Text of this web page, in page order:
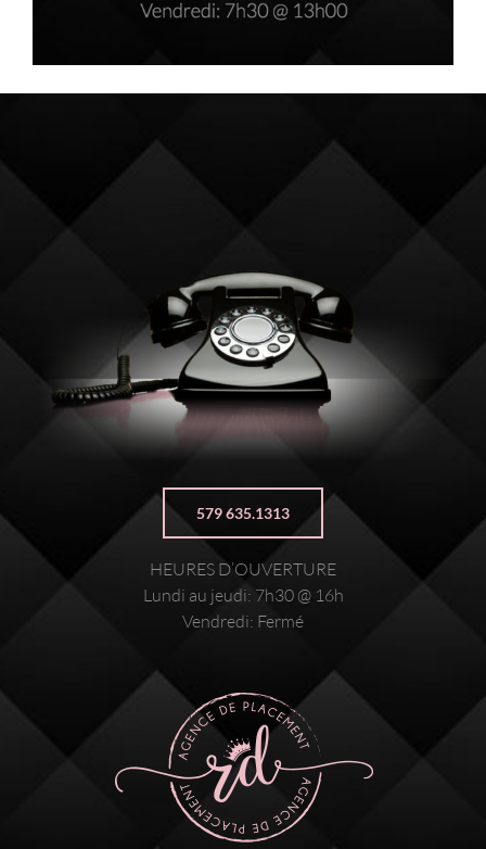
579 635.1313
HEURES D’OUVERTURE
Lundi au jeudi: 7h30 @ 16h
Vendredi: Fermé